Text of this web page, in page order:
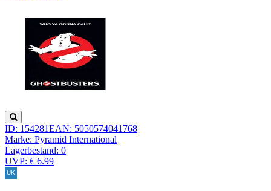
ID: 154281EAN: 5050574041768
Marke: Pyramid International
Lagerbestand: 0
UVP: € 6.99